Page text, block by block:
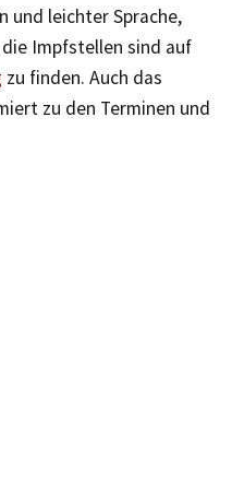
und leichter Sprache,
Impfstellen sind auf
zu finden. Auch das
zu den Terminen und